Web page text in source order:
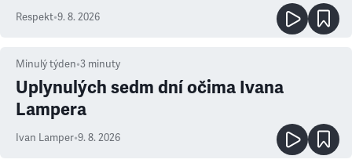
Respekt•9. 8. 2026
Minulý týden•3 minuty
Uplynulých sedm dní očima Ivana
Lampera
Ivan Lamper•9. 8. 2026